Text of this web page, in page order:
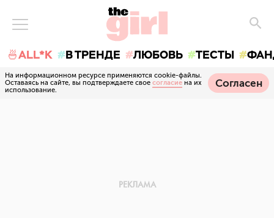
🍜ALL*K В ТРЕНДЕ ЛЮБОВЬ ТЕСТЫ
На информационном ресурсе применяются cookie-файлы.
Оставаясь на сайте, вы подтверждаете свое согласие на их
использование.
Согласен